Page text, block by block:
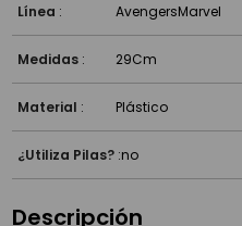
Línea : AvengersMarvel
Medidas : 29Cm
Material : Plástico
¿Utiliza Pilas? :no
Descripción